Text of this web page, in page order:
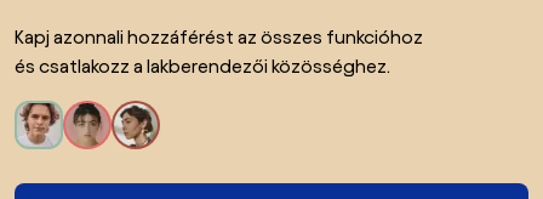
Kapj azonnali hozzáférést az összes funkcióhoz
és csatlakozz a lakberendezői közösséghez.